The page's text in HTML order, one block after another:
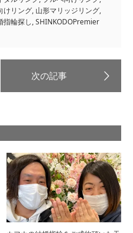
けリング, 山形マリッジリング,
指輪探し,SHINKODOPremier